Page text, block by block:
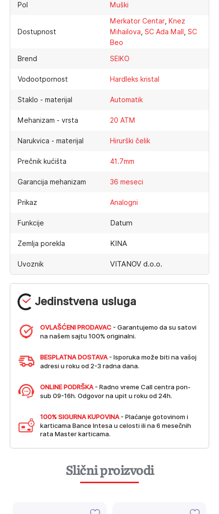
Jedinstvena usluga
OVLAŠĆENI PRODAVAC - Garantujemo da su satovi
na našem sajtu 100% originalni.
BESPLATNA DOSTAVA - Isporuka može biti na vašoj
adresi u roku od 2-3 radna dana.
ONLINE PODRŠKA - Radno vreme Call centra pon-
sub 09-16h. Odgovor na upit u roku od 24h.
100% SIGURNA KUPOVINA - Plaćanje gotovinom i
karticama Bance Intesa u celosti ili na 6 mesečnih
rata Master karticama.
Pol Muški
Dostupnost
Merkator Centar, Knez
Mihailova, SC Ada Mall , SC
Beo
Brend SEIKO
Vodootpornost Hardleks kristal
Staklo - materijal Automatik
Mehanizam - vrsta 20 ATM
Narukvica - materijal Hirurški čelik
Prečnik kućišta 41.7mm
Garancija mehanizam 36 meseci
Prikaz Analogni
Funkcije Datum
Zemlja porekla KINA
Uvoznik VITANOV d.o.o.
Slični proizvodi